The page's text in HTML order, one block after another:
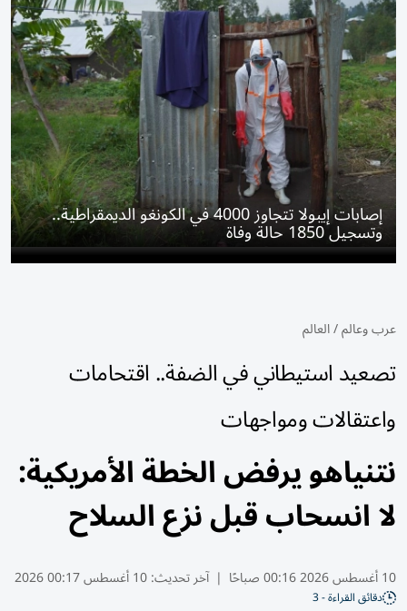
إصابات إيبولا تتجاوز 4000 في الكونغو الديمقراطية..
وتسجيل 1850 حالة وفاة
عرب وعالم/العالم
تصعيد استيطاني في الضفة.. اقتحامات
واعتقالات ومواجهات
نتنياهو يرفض الخطة الأمريكية:
لا انسحاب قبل نزع السلاح
10 أغسطس 2026 00:16 صباحًا | آخر تحديث:10 أغسطس 00:17 2026
دقائق القراءة - 3